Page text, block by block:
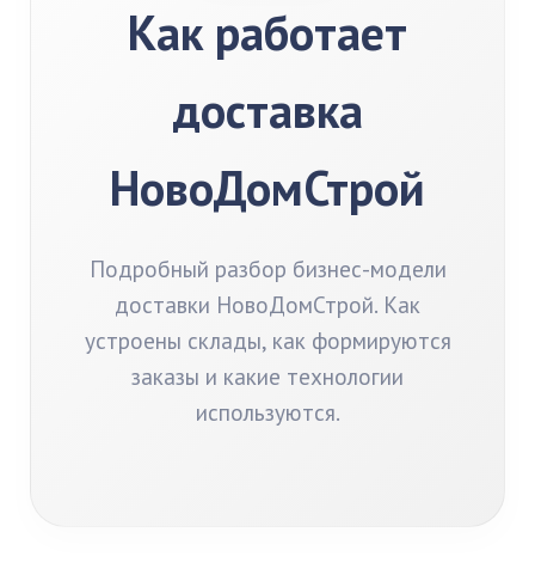
Как работает
доставка
НовоДомСтрой
Подробный разбор бизнес-модели
доставки НовоДомСтрой. Как
устроены склады, как формируются
заказы и какие технологии
используются.